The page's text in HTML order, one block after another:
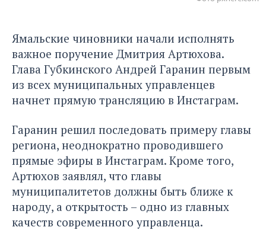
Ямальские чиновники начали исполнять
важное поручение Дмитрия Артюхова.
Глава Губкинского Андрей Гаранин первым
из всех муниципальных управленцев
начнет прямую трансляцию в Инстаграм.
Гаранин решил последовать примеру главы
региона, неоднократно проводившего
прямые эфиры в Инстаграм. Кроме того,
Артюхов заявлял, что главы
муниципалитетов должны быть ближе к
народу, а открытость – одно из главных
качеств современного управленца.